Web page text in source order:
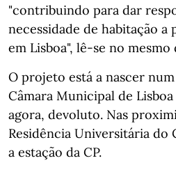
"contribuindo para dar
necessidade de habitação
em Lisboa", lê-se no
O projeto está a nascer
Câmara Municipal de Lisboa
agora, devoluto. Nas
Residência Universitária do
a estação da CP.